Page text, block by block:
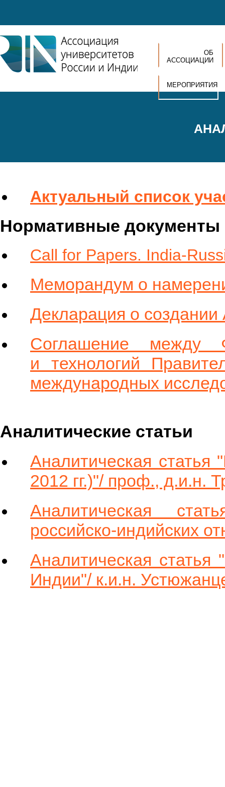
ОБ
АССОЦИАЦИИ
МЕРОПРИЯТИЯ
Актуальный список
Нормативные документы
Call for Papers. India-
Меморандум о
Декларация о создании
Соглашение между
и технологий
международных
Аналитические статьи
Аналитическая
2012 гг.)"/ проф., д.и.н.
Аналитическая
российско-индийских
Аналитическая статья
Индии"/ к.и.н.